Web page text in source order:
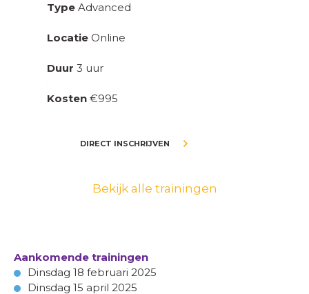
Type Advanced
.
Locatie Online
.
Duur 3 uur
.
Kosten €995
.
DIRECT INSCHRIJVEN
.
Bekijk alle trainingen
Aankomende trainingen
Dinsdag 18 februari 2025
Dinsdag 15 april 2025